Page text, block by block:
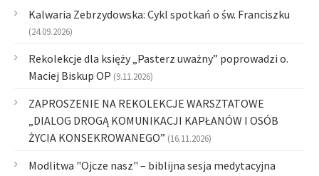
Kalwaria Zebrzydowska: Cykl spotkań o św. Franciszku
(24.09.2026)
Rekolekcje dla księży „Pasterz uważny” poprowadzi o.
Maciej Biskup OP (9.11.2026)
ZAPROSZENIE NA REKOLEKCJE WARSZTATOWE
„DIALOG DROGĄ KOMUNIKACJI KAPŁANÓW I OSÓB
ŻYCIA KONSEKROWANEGO” (16.11.2026)
Modlitwa "Ojcze nasz" – biblijna sesja medytacyjna